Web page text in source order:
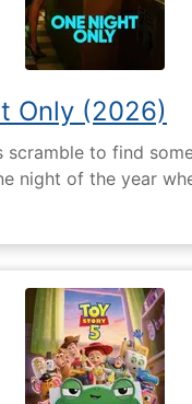
Only (2026)
scramble to find
night of the year